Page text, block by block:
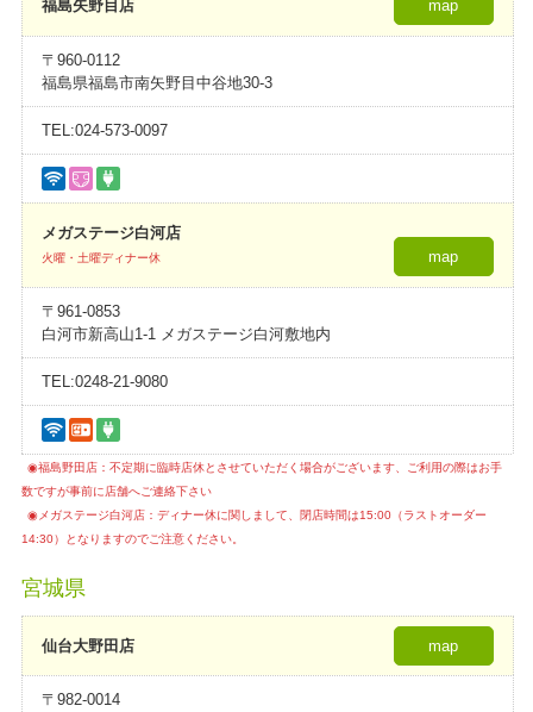
福島矢野目店 map
〒960-0112
福島県福島市南矢野目中谷地30-3
TEL:024-573-0097
メガステージ白河店
火曜・土曜ディナー休 map
〒961-0853
白河市新高山1-1 メガステージ白河敷地内
TEL:0248-21-9080
◉福島野田店：不定期に臨時店休とさせていただく場合がございます、ご利用の際はお手
数ですが事前に店舗へご連絡下さい
◉メガステージ白河店：ディナー休に関しまして、閉店時間は15:00（ラストオーダー
14:30）となりますのでご注意ください。
宮城県
仙台大野田店 map
〒982-0014